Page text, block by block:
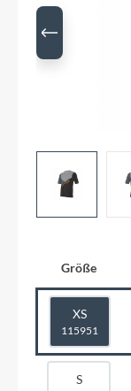
Größe
XS
115951
S